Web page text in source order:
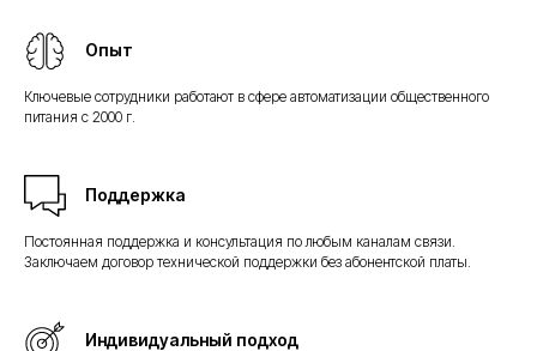
Опыт
Ключевые сотрудники работают в сфере автоматизации общественного
питания с 2000 г.
Поддержка
Постоянная поддержка и консультация по любым каналам связи.
Заключаем договор технической поддержки без абонентской платы.
Индивидуальный подход